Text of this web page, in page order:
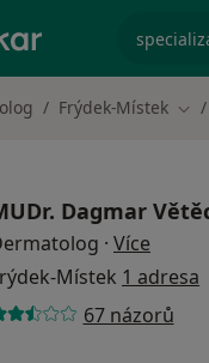
Frýdek-Místek
Dagmar
· Více
Místek 1 adresa
67 názorů